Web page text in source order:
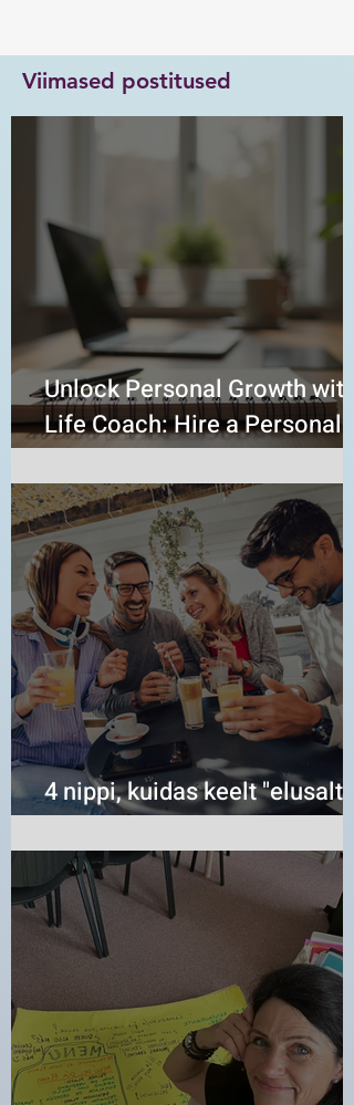
Viimased postitused
Unlock Personal Growth with
Life Coach: Hire a Personal
Life Coach Today
4 nippi, kuidas keelt "elusalt"
kogeda